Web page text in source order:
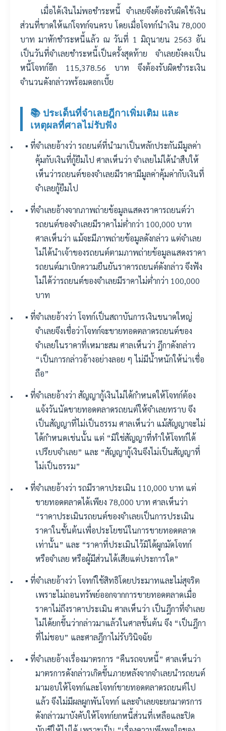
เมื่อได้เงินไม่พอชำระหนี้ จำเลยจึงต้องรับผิดใช้เงิน
ส่วนที่ขาดให้แก่โจทก์จนครบ โดยเมื่อโจทก์นำเงิน 78,000
บาท มาหักชำระหนี้แล้ว ณ วันที่ 1 มิถุนายน 2563 อัน
เป็นวันที่จำเลยชำระหนี้เป็นครั้งสุดท้าย จำเลยยังคงเป็น
หนี้โจทก์อีก 115,378.56 บาท จึงต้องรับผิดชำระเงิน
จำนวนดังกล่าวพร้อมดอกเบี้ย
📚 ประเด็นที่จำเลยฎีกาเพิ่มเติม และ
เหตุผลที่ศาลไม่รับฟัง
▪️ ที่จำเลยอ้างว่า รถยนต์ที่นำมาเป็นหลักประกันมีมูลค่า
คุ้มกับเงินที่กู้ยืมไป ศาลเห็นว่า จำเลยไม่ได้นำสืบให้
เห็นว่ารถยนต์ของจำเลยมีราคามีมูลค่าคุ้มค่ากับเงินที่
จำเลยกู้ยืมไป
▪️ ที่จำเลยอ้างจากภาพถ่ายข้อมูลแสดงราคารถยนต์ว่า
รถยนต์ของจำเลยมีราคาไม่ต่ำกว่า 100,000 บาท
ศาลเห็นว่า แม้จะมีภาพถ่ายข้อมูลดังกล่าว แต่จำเลย
ไม่ได้นำเจ้าของรถยนต์ตามภาพถ่ายข้อมูลแสดงราคา
รถยนต์มาเบิกความยืนยันราคารถยนต์ดังกล่าว จึงฟัง
ไม่ได้ว่ารถยนต์ของจำเลยมีราคาไม่ต่ำกว่า 100,000
บาท
▪️ ที่จำเลยอ้างว่า โจทก์เป็นสถาบันการเงินขนาดใหญ่
จำเลยจึงเชื่อว่าโจทก์จะขายทอดตลาดรถยนต์ของ
จำเลยในราคาที่เหมาะสม ศาลเห็นว่า ฎีกาดังกล่าว
“เป็นการกล่าวอ้างอย่างลอย ๆ ไม่มีน้ำหนักให้น่าเชื่อ
ถือ”
▪️ ที่จำเลยอ้างว่า สัญญากู้เงินไม่ได้กำหนดให้โจทก์ต้อง
แจ้งวันนัดขายทอดตลาดรถยนต์ให้จำเลยทราบ จึง
เป็นสัญญาที่ไม่เป็นธรรม ศาลเห็นว่า แม้สัญญาจะไม่
ได้กำหนดเช่นนั้น แต่ “มิใช่สัญญาที่ทำให้โจทก์ได้
เปรียบจำเลย” และ “สัญญากู้เงินจึงไม่เป็นสัญญาที่
ไม่เป็นธรรม”
▪️ ที่จำเลยอ้างว่า รถมีราคาประเมิน 110,000 บาท แต่
ขายทอดตลาดได้เพียง 78,000 บาท ศาลเห็นว่า
“ราคาประเมินรถยนต์ของจำเลยเป็นการประเมิน
ราคาในชั้นต้นเพื่อประโยชน์ในการขายทอดตลาด
เท่านั้น” และ “ราคาที่ประเมินไว้มิได้ผูกมัดโจทก์
หรือจำเลย หรือผู้มีส่วนได้เสียแต่ประการใด”
▪️ ที่จำเลยอ้างว่า โจทก์ใช้สิทธิโดยประมาทและไม่สุจริต
เพราะไม่ถอนทรัพย์ออกจากการขายทอดตลาดเมื่อ
ราคาไม่ถึงราคาประเมิน ศาลเห็นว่า เป็นฎีกาที่จำเลย
ไม่ได้ยกขึ้นว่ากล่าวมาแล้วในศาลชั้นต้น จึง “เป็นฎีกา
ที่ไม่ชอบ” และศาลฎีกาไม่รับวินิจฉัย
▪️ ที่จำเลยอ้างเรื่องมาตรการ “คืนรถจบหนี้” ศาลเห็นว่า
มาตรการดังกล่าวเกิดขึ้นภายหลังจากจำเลยนำรถยนต์
มามอบให้โจทก์และโจทก์ขายทอดตลาดรถยนต์ไป
แล้ว จึงไม่มีผลผูกพันโจทก์ และจำเลยจะยกมาตรการ
ดังกล่าวมาบังคับให้โจทก์ยกหนี้ส่วนที่เหลือและปิด